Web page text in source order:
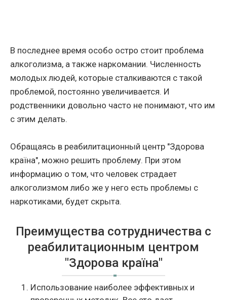
В последнее время особо остро стоит проблема
алкоголизма, а также наркомании. Численность
молодых людей, которые сталкиваются с такой
проблемой, постоянно увеличивается. И
родственники довольно часто не понимают, что им
с этим делать.
Обращаясь в реабилитационный центр "Здорова
країна", можно решить проблему. При этом
информацию о том, что человек страдает
алкоголизмом либо же у него есть проблемы с
наркотиками, будет скрыта.
Преимущества сотрудничества с
реабилитационным центром
"Здорова країна"
Использование наиболее эффективных и